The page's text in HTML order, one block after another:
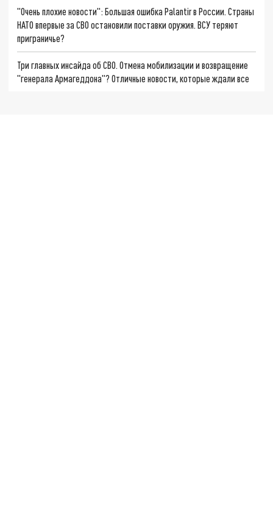
"Очень плохие новости": Большая ошибка Palantir в России. Страны
НАТО впервые за СВО остановили поставки оружия. ВСУ теряют
приграничье?
Три главных инсайда об СВО. Отмена мобилизации и возвращение
"генерала Армагеддона"? Отличные новости, которые ждали все